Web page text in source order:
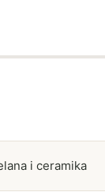
i ceramika